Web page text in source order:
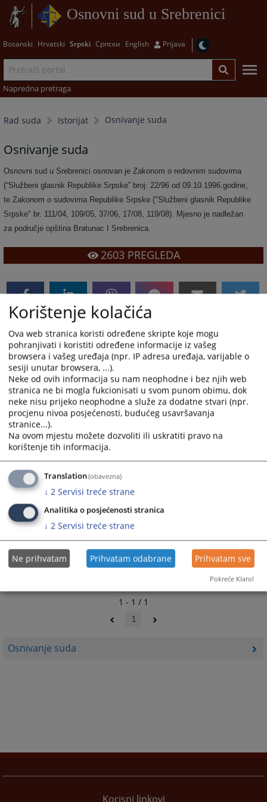
Osnovni sud u Srebrenici
Bosanski Hrvatski Srpski Српски English Prijava
Napredna pretraga
Rad suda Istorijat Osnivanje suda
Osnivanje suda
Osnivanje suda
Osnovni sud u Srebrenici osnovan je Zakonom o redovnim sudovima
(“Službeni glasnik Republike Srpske” broj: 22/96 od 09.10.1996.godine,
te Zakonom o sudovima Republike Srpske ("Službeni glasnik Republike
Srpske" br. 111/04, 109/05, 37/06, 17/08, 119/08). Mjesno je nadležan
za područje opština Bratunac I Srebrenica.
2603PREGLEDA
zgrada Osnovnog suda
1 - 1 / 1
1
Korisni linkovi
Korištenje kolačića
Ova web stranica koristi određene skripte koje mogu
pohranjivati i koristiti određene informacije iz vašeg
browsera i vašeg uređaja (npr. IP adresa uređaja, varijable o
sesiji unutar browsera, ...).
Neke od ovih informacija su nam neophodne i bez njih web
stranica ne bi mogla fukcionisati u svom punom obimu, dok
neke nisu prijeko neophodne a služe za dodatne stvari (npr.
procjenu nivoa posjećenosti, budućeg usavršavanja
stranice...).
Na ovom mjestu možete dozvoliti ili uskratiti pravo na
korištenje tih informacija.
Translation(obavezna)
↓ 2 Servisi treće strane
Analitika o posjećenosti stranica
↓ 2 Servisi treće strane
Ne prihvatam Prihvatam odabrane Prihvatam sve
Pokreće Klaro!